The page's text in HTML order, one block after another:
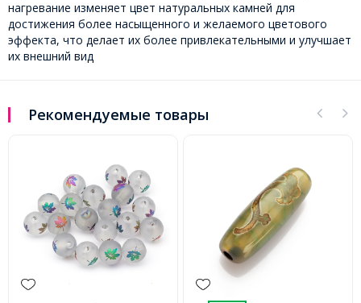
нагревание изменяет цвет натуральных камней для
достижения более насыщенного и желаемого цветового
эффекта, что делает их более привлекательными и улучшает
их внешний вид
Рекомендуемые товары